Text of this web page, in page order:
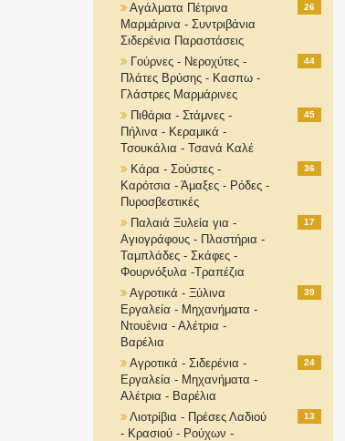
Αγάλματα Πέτρινα
Μαρμάρινα - Συντριβάνια
Σιδερένια Παραστάσεις
26
Γούρνες - Νεροχύτες -
Πλάτες Βρύσης - Κασπω -
Γλάστρες Μαρμάρινες
44
Πιθάρια - Στάμνες -
Πήλινα - Κεραμικά -
Τσουκάλια - Τσανά Καλέ
45
Κάρα - Σούστες -
Καρότσια - Άμαξες - Ρόδες -
Πυροσβεστικές
36
Παλαιά Ξυλεία για -
Αγιογράφους - Πλαστήρια -
Ταμπλάδες - Σκάφες -
Φουρνόξυλα -Τραπέζια
17
Αγροτικά - Ξύλινα
Εργαλεία - Μηχανήματα -
Ντουένια - Αλέτρια -
Βαρέλια
39
Αγροτικά - Σιδερένια -
Εργαλεία - Μηχανήματα -
Αλέτρια - Βαρέλια
24
Λιοτρίβια - Πρέσες Λαδιού
- Κρασιού - Ρούχων -
13